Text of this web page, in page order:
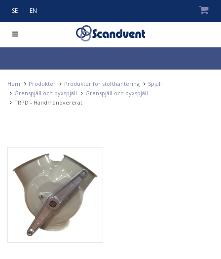
SE | EN
Hem Produkter Produkter för stofthantering
Spjäll
Grenspjäll och byxspjäll
Grenspjäll och byxspjäll
TRPD - Handmanövererat